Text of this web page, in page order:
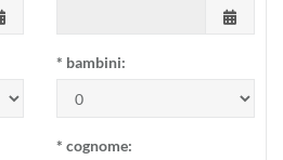
* bambini:
* cognome: